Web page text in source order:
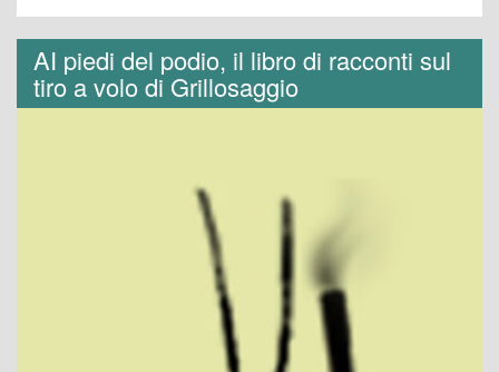
AI piedi del podio, il libro di racconti sul
tiro a volo di Grillosaggio